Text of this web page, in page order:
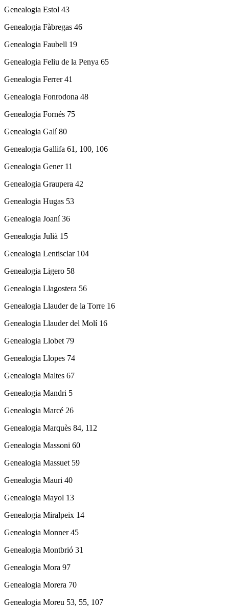
Genealogia Estol 43
Genealogia Fàbregas 46
Genealogia Faubell 19
Genealogia Feliu de la Penya 65
Genealogia Ferrer 41
Genealogia Fonrodona 48
Genealogia Fornés 75
Genealogia Galí 80
Genealogia Gallifa 61, 100, 106
Genealogia Gener 11
Genealogia Graupera 42
Genealogia Hugas 53
Genealogia Joaní 36
Genealogia Julià 15
Genealogia Lentisclar 104
Genealogia Ligero 58
Genealogia Llagostera 56
Genealogia Llauder de la Torre 16
Genealogia Llauder del Molí 16
Genealogia Llobet 79
Genealogia Llopes 74
Genealogia Maltes 67
Genealogia Mandri 5
Genealogia Marcé 26
Genealogia Marquès 84, 112
Genealogia Massoni 60
Genealogia Massuet 59
Genealogia Mauri 40
Genealogia Mayol 13
Genealogia Miralpeix 14
Genealogia Monner 45
Genealogia Montbrió 31
Genealogia Mora 97
Genealogia Morera 70
Genealogia Moreu 53, 55, 107